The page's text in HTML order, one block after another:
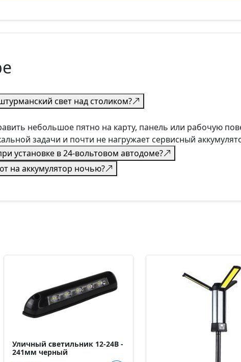
свет над столиком?
небольшое пятно на карту, панель или рабочую
задачи и почти не нагружает сервисный
установке в 24-вольтовом автодоме?
на аккумулятор ночью?
Уличный светильник 12-24В -
241мм черный